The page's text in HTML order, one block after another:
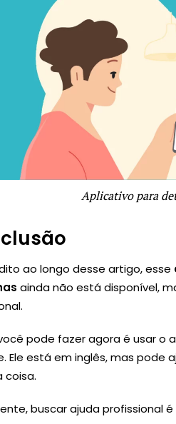
Aplicativo para
ao longo desse artigo, esse
ainda não está disponível,
pode fazer agora é usar o
Ele está em inglês, mas pode
coisa.
buscar ajuda profissional